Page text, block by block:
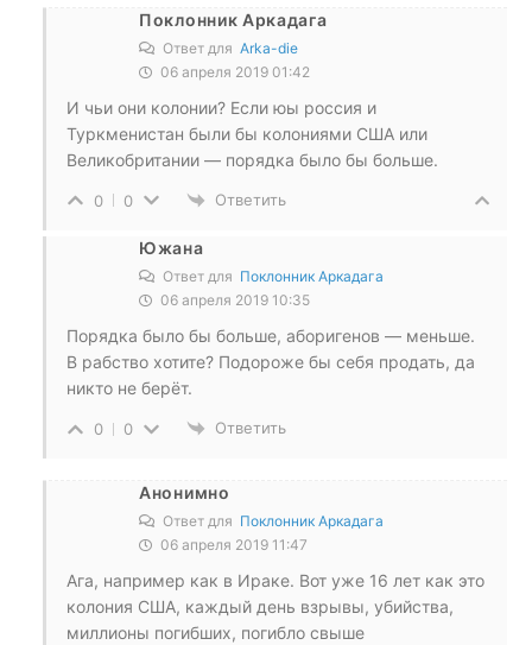
Поклонник Аркадага
Ответ для Arka-die
06 апреля 2019 01:42
И чьи они колонии? Если юы россия и
Туркменистан были бы колониями США или
Великобритании — порядка было бы больше.
0 0 Ответить
Южана
Ответ для Поклонник Аркадага
06 апреля 2019 10:35
Порядка было бы больше, аборигенов — меньше.
В рабство хотите? Подороже бы себя продать, да
никто не берёт.
0 0 Ответить
Анонимно
Ответ для Поклонник Аркадага
06 апреля 2019 11:47
Ага, например как в Ираке. Вот уже 16 лет как это
колония США, каждый день взрывы, убийства,
миллионы погибших, погибло свыше